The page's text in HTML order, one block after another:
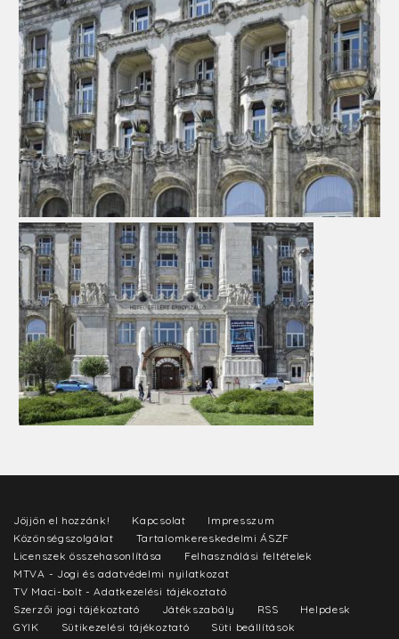
Jöjjön el hozzánk! Kapcsolat
Impresszum
Közönségszolgálat
Tartalomkereskedelmi ÁSZF
Licenszek összehasonlítása
Felhasználási feltételek
MTVA - Jogi és adatvédelmi nyilatkozat
TV Maci-bolt - Adatkezelési tájékoztató
Szerzői jogi tájékoztató
Játékszabály RSS
Helpdesk
GYIK
Sütikezelési tájékoztató Süti beállítások